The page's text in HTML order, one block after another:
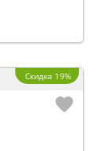
Скидка 19%